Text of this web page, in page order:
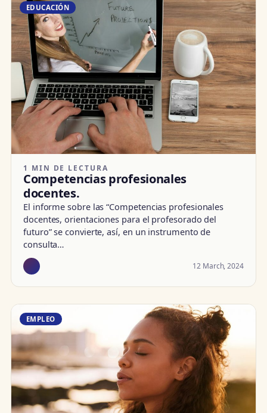
EDUCACIÓN
1 MIN DE LECTURA
Competencias profesionales
docentes.
El informe sobre las “Competencias profesionales
docentes, orientaciones para el profesorado del
futuro” se convierte, así, en un instrumento de
consulta…
12 March, 2024
EMPLEO